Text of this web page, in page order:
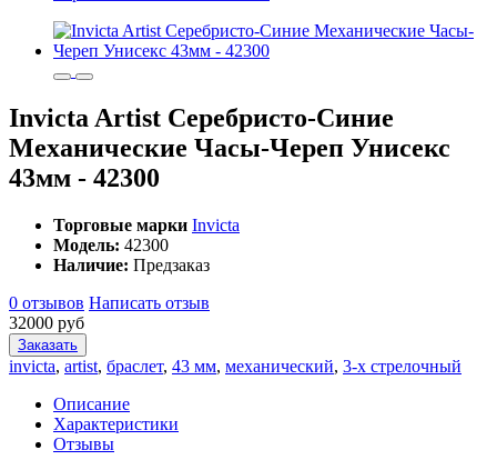
Invicta Artist Серебристо-Синие
Механические Часы-Череп Унисекс
43мм - 42300
Торговые марки Invicta
Модель: 42300
Наличие: Предзаказ
0 отзывов Написать отзыв
32000 руб
Заказать
invicta, artist, браслет, 43 мм, механический, 3-х стрелочный
Описание
Характеристики
Отзывы